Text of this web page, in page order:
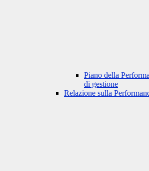
Piano della
di gestione
Relazione sulla